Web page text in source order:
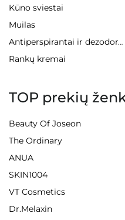
Kūno sviestai
Muilas
Antiperspirantai ir dezodorantai
Rankų kremai
TOP prekių
Beauty Of Joseon
The Ordinary
ANUA
SKIN1004
VT Cosmetics
Dr.Melaxin